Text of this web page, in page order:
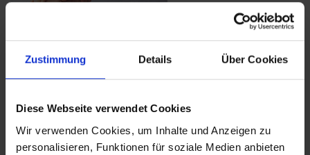
Zustimmung Details Über Cookies
Diese Webseite verwendet Cookies
Wir verwenden Cookies, um Inhalte und Anzeigen zu
personalisieren, Funktionen für soziale Medien anbieten
Nach Abschluss seiner Ausbildung als